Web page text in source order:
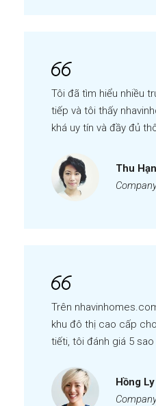
Tôi đã tìm hiểu nhiều
tiếp và tôi thấy
khá uy tín và đầy đủ
Thu
Trên
khu đô thị cao cấp
tiếti, tôi đánh giá 5 sao
Hồng Ly